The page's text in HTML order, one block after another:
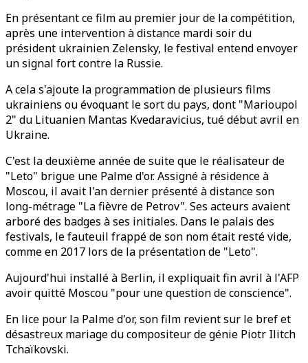
En présentant ce film au premier jour de la compétition,
après une intervention à distance mardi soir du
président ukrainien Zelensky, le festival entend envoyer
un signal fort contre la Russie.
A cela s'ajoute la programmation de plusieurs films
ukrainiens ou évoquant le sort du pays, dont "Marioupol
2" du Lituanien Mantas Kvedaravicius, tué début avril en
Ukraine.
C'est la deuxième année de suite que le réalisateur de
"Leto" brigue une Palme d'or. Assigné à résidence à
Moscou, il avait l'an dernier présenté à distance son
long-métrage "La fièvre de Petrov". Ses acteurs avaient
arboré des badges à ses initiales. Dans le palais des
festivals, le fauteuil frappé de son nom était resté vide,
comme en 2017 lors de la présentation de "Leto".
Aujourd'hui installé à Berlin, il expliquait fin avril à l'AFP
avoir quitté Moscou "pour une question de conscience".
En lice pour la Palme d'or, son film revient sur le bref et
désastreux mariage du compositeur de génie Piotr Ilitch
Tchaïkovski.